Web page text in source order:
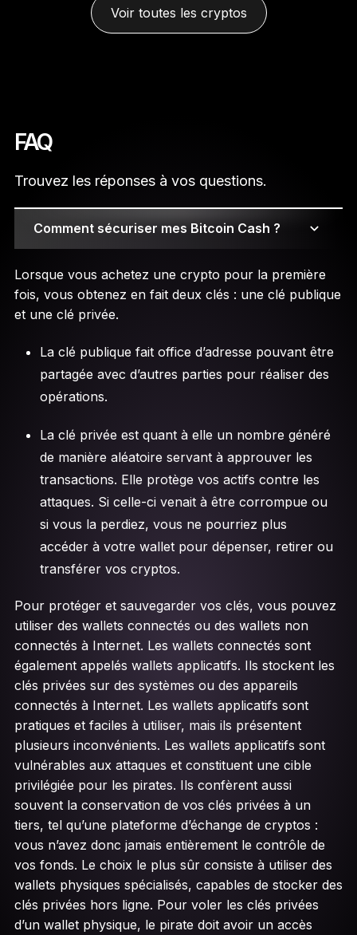
Voir toutes les cryptos
FAQ
Trouvez les réponses à vos questions.
Comment sécuriser mes Bitcoin Cash ?
Lorsque vous achetez une crypto pour la première
fois, vous obtenez en fait deux clés : une clé publique
et une clé privée.
La clé publique fait office d’adresse pouvant être
partagée avec d’autres parties pour réaliser des
opérations.
La clé privée est quant à elle un nombre généré
de manière aléatoire servant à approuver les
transactions. Elle protège vos actifs contre les
attaques. Si celle-ci venait à être corrompue ou
si vous la perdiez, vous ne pourriez plus
accéder à votre wallet pour dépenser, retirer ou
transférer vos cryptos.
Pour protéger et sauvegarder vos clés, vous pouvez
utiliser des wallets connectés ou des wallets non
connectés à Internet. Les wallets connectés sont
également appelés wallets applicatifs. Ils stockent les
clés privées sur des systèmes ou des appareils
connectés à Internet. Les wallets applicatifs sont
pratiques et faciles à utiliser, mais ils présentent
plusieurs inconvénients. Les wallets applicatifs sont
vulnérables aux attaques et constituent une cible
privilégiée pour les pirates. Ils confèrent aussi
souvent la conservation de vos clés privées à un
tiers, tel qu’une plateforme d’échange de cryptos :
vous n’avez donc jamais entièrement le contrôle de
vos fonds. Le choix le plus sûr consiste à utiliser des
wallets physiques spécialisés, capables de stocker des
clés privées hors ligne. Pour voler les clés privées
d’un wallet physique, le pirate doit avoir un accès